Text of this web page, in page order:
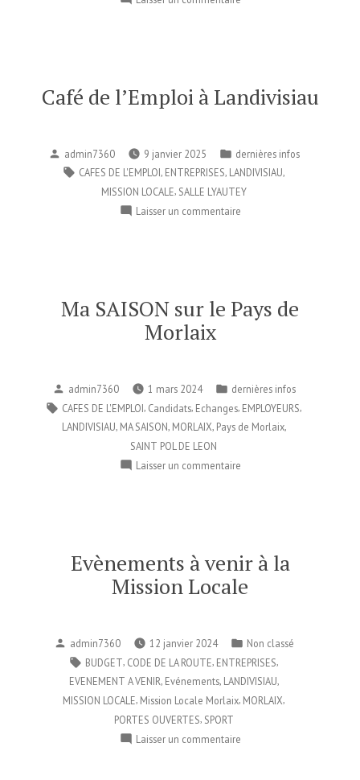
Pays
de
Café de l’Emploi à Landivisiau
Publié
par
admin7360 9 janvier 2025
Publié
dans
dernières infos
Étiquettes :
CAFES DE L'EMPLOI ENTREPRISES LANDIVISIAU
MISSION LOCALE, SALLE LYAUTEY
Laisser un commentairesur
Landivisiau
Ma SAISON sur le Pays de
Morlaix
Publié
par
admin7360 1 mars 2024
Publié
dans
dernières infos
Étiquettes :
CAFES DE L'EMPLOI Candidats Echanges EMPLOYEURS
LANDIVISIAU MA SAISON MORLAIX Pays de Morlaix,
SAINT POL DE LEON
Laisser un commentairesur
Pays
de
Morlaix
Evènements à venir à la
Mission Locale
Publié
par
admin7360 12 janvier 2024
Publié
dans
Non classé
Étiquettes :
BUDGET CODE DE LA ROUTE ENTREPRISES
EVENEMENT A VENIR Evénements, LANDIVISIAU
MISSION LOCALE, Mission Locale Morlaix, MORLAIX,
PORTES OUVERTES, SPORT
Laisser un commentairesur